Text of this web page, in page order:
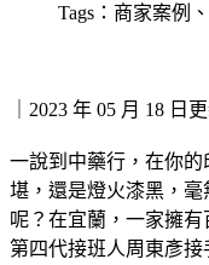
Tags：商家案例
｜2023 年 05 月 18 日更
一說到中藥行，在你
堪，還是燈火漆黑，
呢？在宜蘭，一家擁
第四代接班人周東彥